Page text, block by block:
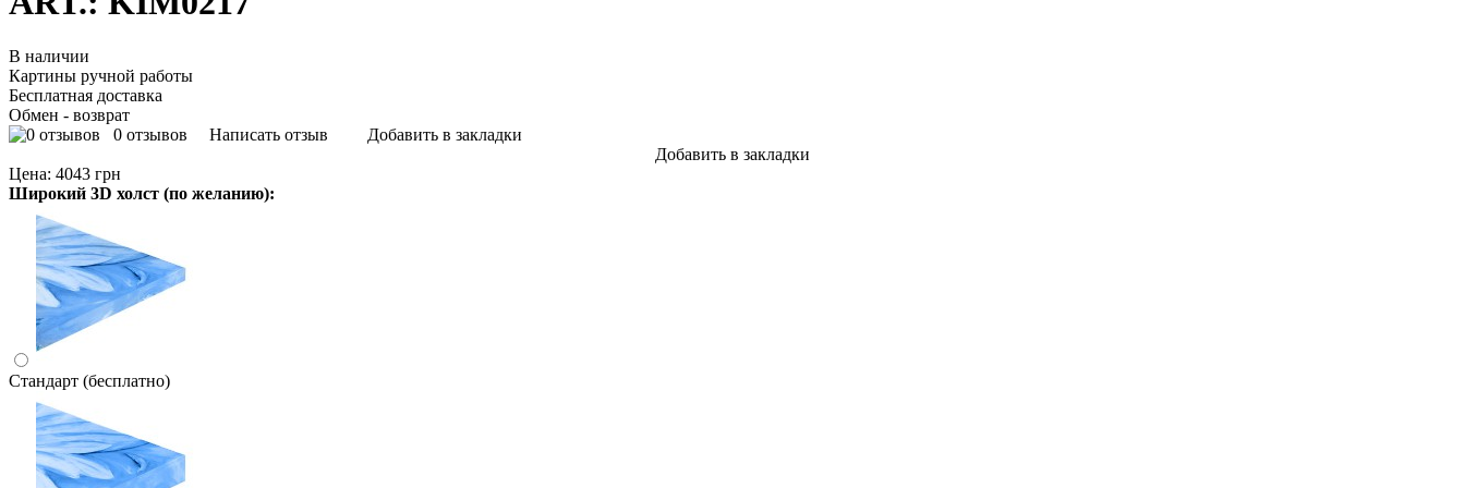
В наличии
Картины ручной работы
Бесплатная доставка
Обмен - возврат
0 отзывов
Написать отзыв
Добавить в закладки
Добавить в закладки
Цена: 4043 грн
Широкий 3D холст (по желанию):
Стандарт (бесплатно)